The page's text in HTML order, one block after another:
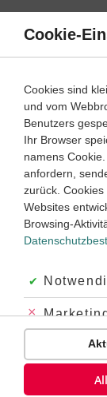
Direkt
Inhalt
Chemie
Chemisches
#Prinzip des
Übung
Video
5
Cookie-
Cookies sind
und vom
Benutzers
Ihr Browser
namens
anfordern,
zurück.
Websites
Browsing-